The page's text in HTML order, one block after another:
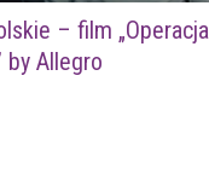
– film „Operacja
by Allegro